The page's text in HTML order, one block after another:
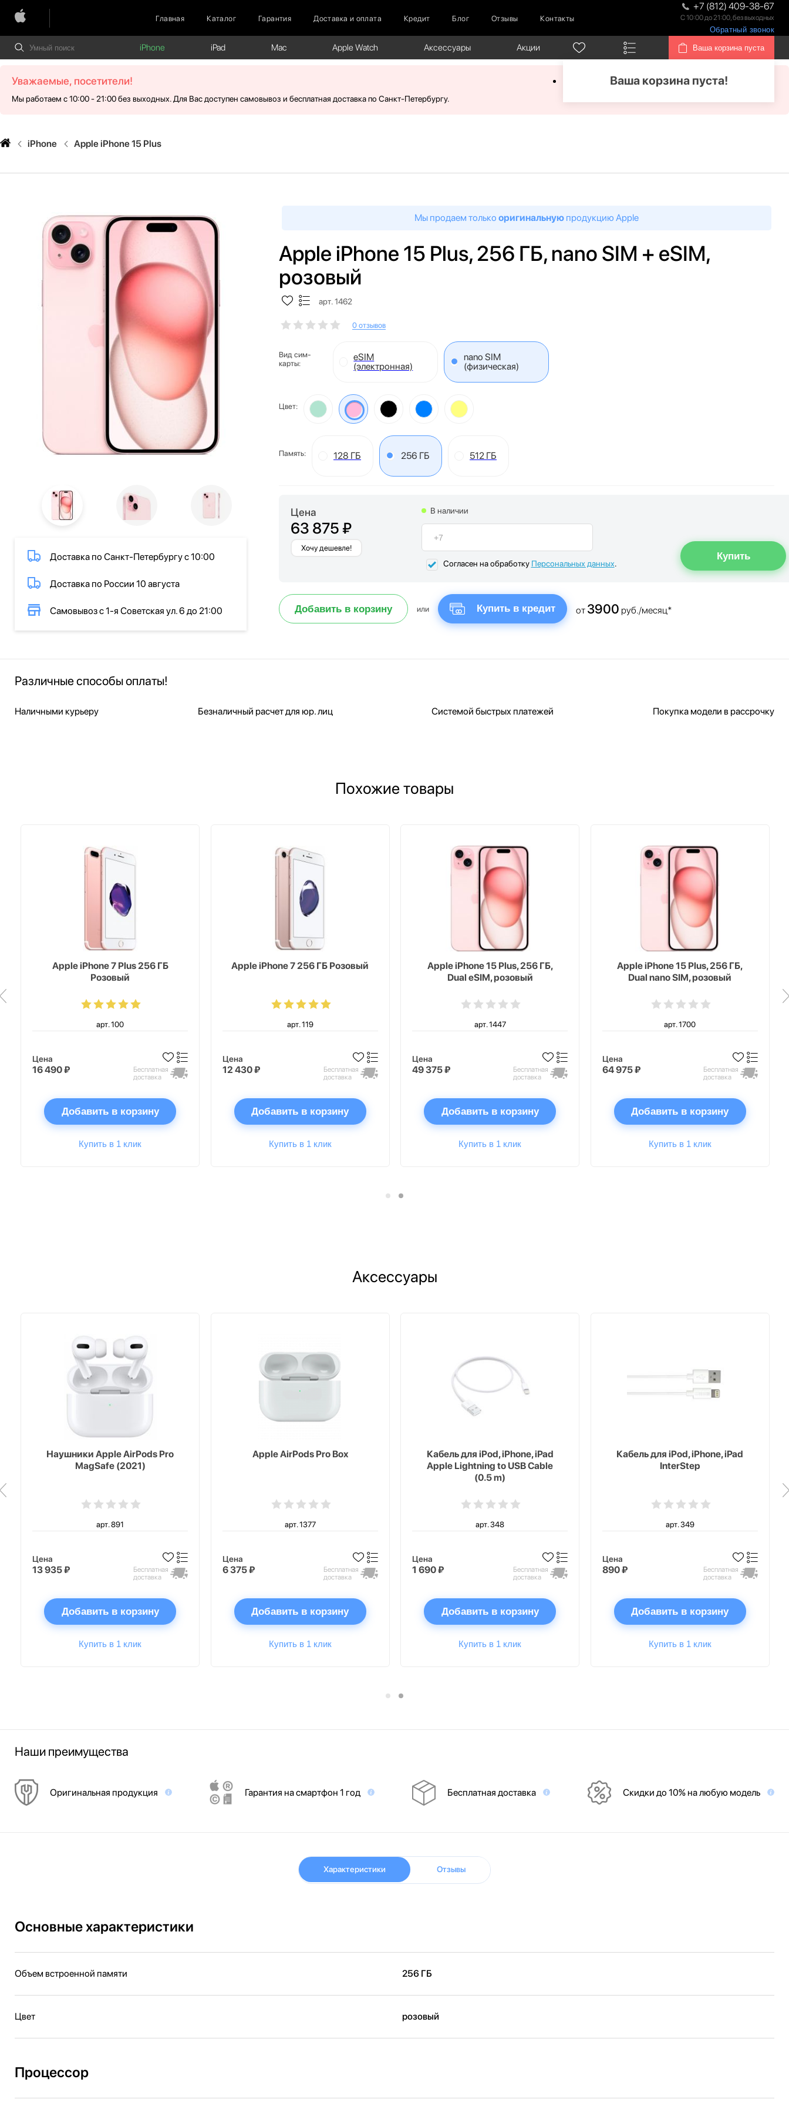
Главная Каталог Гарантия Доставка и оплата Кредит Блог Отзывы Контакты
+7 (812) 409-38-67
С 10:00 до 21:00, без выходных
Обратный звонок
iPhone iPad Mac Apple Watch Аксессуары Акции Ваша корзина пуста
Ваша корзина пуста!
Уважаемые, посетители!
Мы работаем с 10:00 - 21:00 без выходных. Для Вас доступен самовывоз и бесплатная доставка по Санкт-Петербургу.
iPhone Apple iPhone 15 Plus
Доставка по Санкт-Петербургу с 10:00
Доставка по России 10 августа
Самовывоз с 1-я Советская ул. 6 до 21:00
Мы продаем только оригинальную продукцию Apple
Apple iPhone 15 Plus, 256 ГБ, nano SIM + eSIM,
розовый
арт. 1462
0 отзывов
Вид сим-
карты:
eSIM
(электронная)
nano SIM
(физическая)
Цвет:
Память: 128 ГБ 256 ГБ 512 ГБ
Цена
63 875 ₽
Хочу дешевле!
В наличии
Согласен на обработку Персональных данных.
Добавить в корзину или Купить в кредит от 3900 руб./месяц*
Различные способы оплаты!
Наличными курьеру Безналичный расчет для юр. лиц Системой быстрых платежей Покупка модели в рассрочку
Похожие товары
Apple iPhone 7 Plus 256 ГБ
Розовый
арт. 100
Цена
16 490 ₽
Бесплатная
доставка
Добавить в корзину
Купить в 1 клик
Apple iPhone 7 256 ГБ Розовый
арт. 119
Цена
12 430 ₽
Бесплатная
доставка
Добавить в корзину
Купить в 1 клик
Apple iPhone 15 Plus, 256 ГБ,
Dual eSIM, розовый
арт. 1447
Цена
49 375 ₽
Бесплатная
доставка
Добавить в корзину
Купить в 1 клик
Apple iPhone 15 Plus, 256 ГБ,
Dual nano SIM, розовый
арт. 1700
Цена
64 975 ₽
Бесплатная
доставка
Добавить в корзину
Купить в 1 клик
Аксессуары
Наушники Apple AirPods Pro
MagSafe (2021)
арт. 891
Цена
13 935 ₽
Бесплатная
доставка
Добавить в корзину
Купить в 1 клик
Apple AirPods Pro Box
арт. 1377
Цена
6 375 ₽
Бесплатная
доставка
Добавить в корзину
Купить в 1 клик
Кабель для iPod, iPhone, iPad
Apple Lightning to USB Cable
(0.5 m)
арт. 348
Цена
1 690 ₽
Бесплатная
доставка
Добавить в корзину
Купить в 1 клик
Кабель для iPod, iPhone, iPad
InterStep
арт. 349
Цена
890 ₽
Бесплатная
доставка
Добавить в корзину
Купить в 1 клик
Наши преимущества
Оригинальная продукция Гарантия на смартфон 1 год Бесплатная доставка Скидки до 10% на любую модель
Характеристики Отзывы
Основные характеристики
Объем встроенной памяти 256 ГБ
Цвет розовый
Процессор